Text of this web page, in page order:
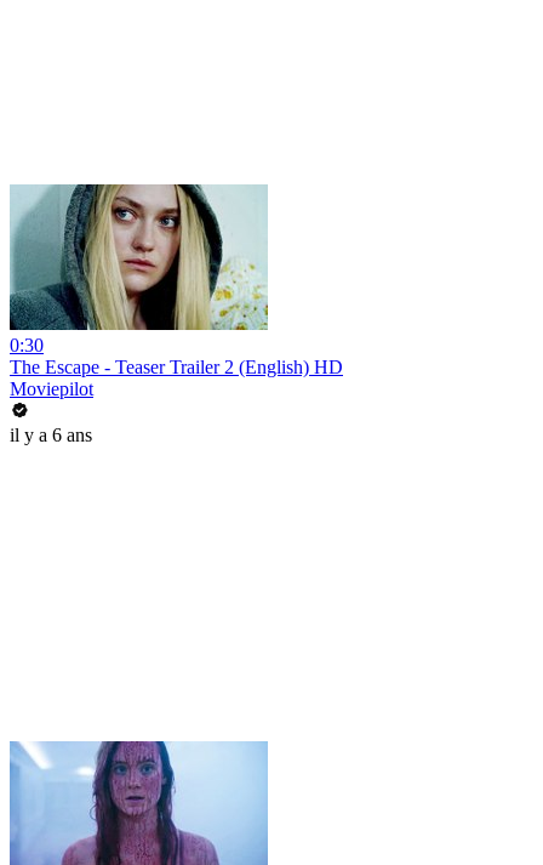
0:30
The Escape - Teaser Trailer 2 (English) HD
Moviepilot
il y a 6 ans